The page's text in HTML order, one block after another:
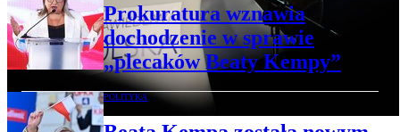
Prokuratura wznawia
dochodzenie w sprawie
„plecaków Beaty Kempy”
POLITYKA